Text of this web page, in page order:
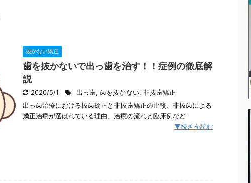
抜かない矯正
歯を抜かないで出っ歯を治す！！症例の徹底解
説
2020/5/1 出っ歯, 歯を抜かない, 非抜歯矯正
出っ歯治療における抜歯矯正と非抜歯矯正の比較、非抜歯による
矯正治療が選ばれている理由、治療の流れと臨床例など
▼続きを読む